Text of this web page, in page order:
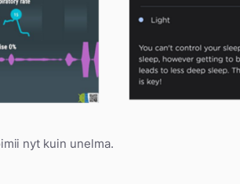
nyt kuin unelma.